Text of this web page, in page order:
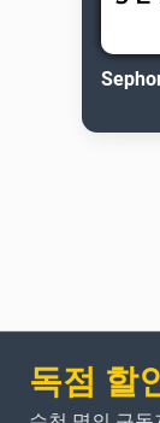
독점 할